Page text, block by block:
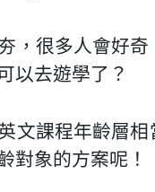
，很多人會好
以去遊學了？
文課程年齡層
對象的方案呢！